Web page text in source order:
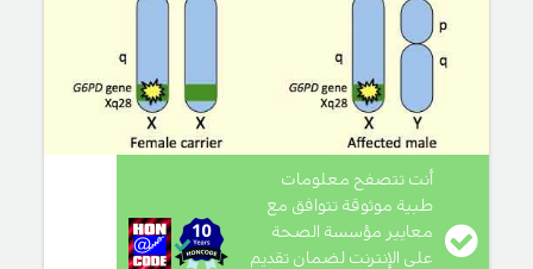
أنت تتصفح معلومات
طبية موثوقة تتوافق مع
معايير مؤسسة الصحة
على الإنترنت لضمان تقديم